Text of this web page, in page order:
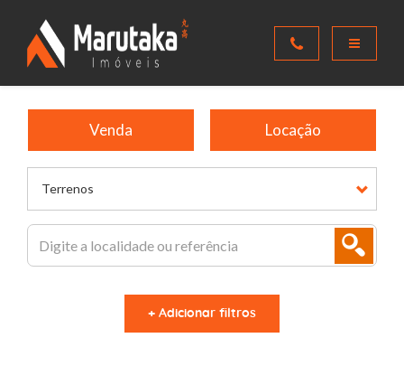
Terrenos
Venda Locação
+ Adicionar filtros